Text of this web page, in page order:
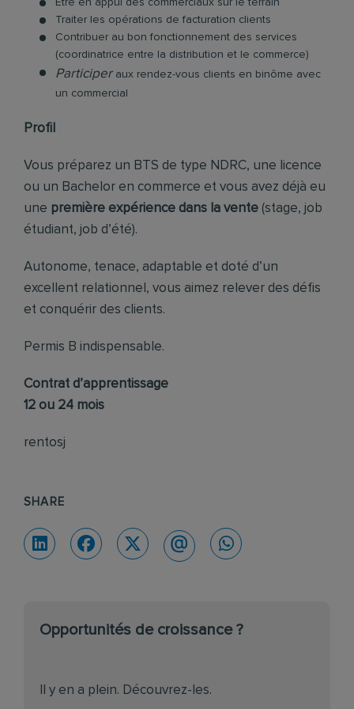
Etre en appui des commerciaux sur le terrain
Traiter les opérations de facturation clients
Contribuer au bon fonctionnement des services
(coordinatrice entre la distribution et le commerce)
Participer aux rendez-vous clients en binôme avec
un commercial
Profil
Vous préparez un BTS de type NDRC, une licence
ou un Bachelor en commerce et vous avez déjà eu
une première expérience dans la vente (stage, job
étudiant, job d’été).
Autonome, tenace, adaptable et doté d’un
excellent relationnel, vous aimez relever des défis
et conquérir des clients.
Permis B indispensable.
Contrat d’apprentissage
12 ou 24 mois
rentosj
SHARE
Opportunités de croissance ?
Il y en a plein. Découvrez-les.